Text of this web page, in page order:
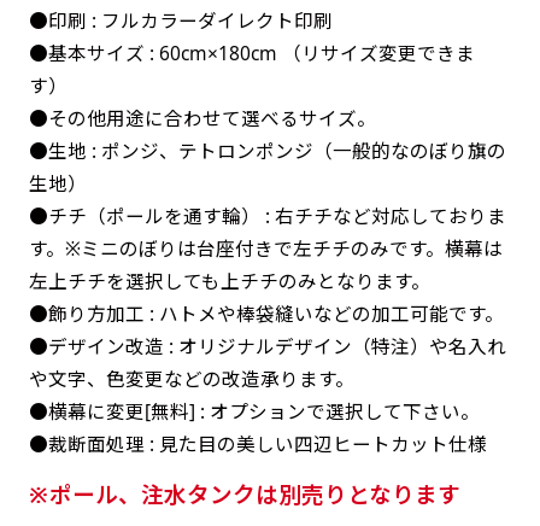
●印刷 : フルカラーダイレクト印刷
●基本サイズ : 60cm×180cm （リサイズ変更できま
す）
●その他用途に合わせて選べるサイズ。
●生地 : ポンジ、テトロンポンジ（一般的なのぼり旗の
生地）
●チチ（ポールを通す輪） : 右チチなど対応しておりま
す。※ミニのぼりは台座付きで左チチのみです。横幕は
左上チチを選択しても上チチのみとなります。
●飾り方加工 : ハトメや棒袋縫いなどの加工可能です。
●デザイン改造 : オリジナルデザイン（特注）や名入れ
や文字、色変更などの改造承ります。
●横幕に変更[無料] : オプションで選択して下さい。
●裁断面処理 : 見た目の美しい四辺ヒートカット仕様
ポール、注水タンクは別売りとなります
さい。
］
弊社よりJPG画像をお送りします。ご確認のお
返事を頂いたあとに製作開始いたします。
ロゴ有り名入れ（要画像確認）［ +1,798
弊社よりJPG画像をお送りします。ご確認のお
返事を頂いたあとに製作開始いたします。
デザインアレンジ［ +2,498円 ］
デザインの色や文字等が変更いただけます。
えてきました。
コンビニさんなどで多いです。 お店の外観の邪魔
ハーフ(30x90)
店内用です。お客さんの歩行や陳列した商品の邪
魔になりにくいのがポイントです。ハーフ用のポ
ールが必要です。
えてきました。
コンビニさんなどで多いです。 お店の外観の邪魔
ハーフ(90x30)
店内用です。お客さんの歩行や陳列した商品の邪
魔になりにくいのがポイントです。ハーフ用のポ
ールが必要です。